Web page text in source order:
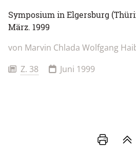
Symposium in Elgersburg
März. 1999
von Marvin Chlada Wolfgang
Z. 38
Juni 1999